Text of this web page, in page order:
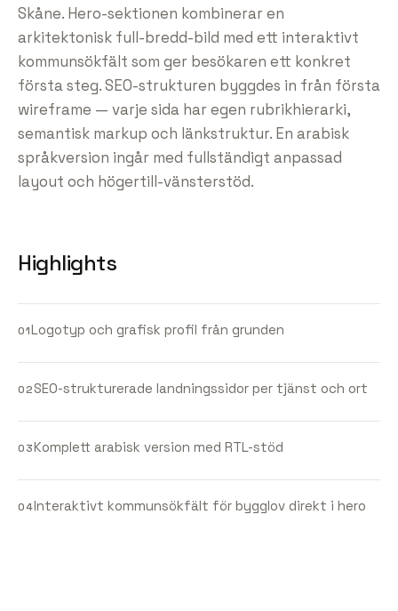
Skåne. Hero-sektionen kombinerar en
arkitektonisk full-bredd-bild med ett interaktivt
kommunsökfält som ger besökaren ett konkret
första steg. SEO-strukturen byggdes in från första
wireframe — varje sida har egen rubrikhierarki,
semantisk markup och länkstruktur. En arabisk
språkversion ingår med fullständigt anpassad
layout och högertill-vänsterstöd.
Highlights
01Logotyp och grafisk profil från grunden
02SEO-strukturerade landningssidor per tjänst och ort
03Komplett arabisk version med RTL-stöd
04Interaktivt kommunsökfält för bygglov direkt i hero